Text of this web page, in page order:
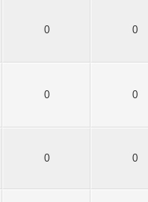
0 0
0 0
0 0